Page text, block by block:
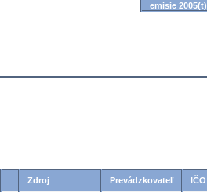
emisie 2005(t)
Zdroj Prevádzkovateľ IČO